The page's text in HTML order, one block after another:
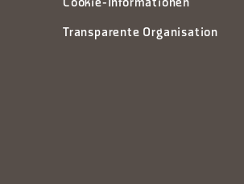
Cookie-Informationen
Transparente Organisation